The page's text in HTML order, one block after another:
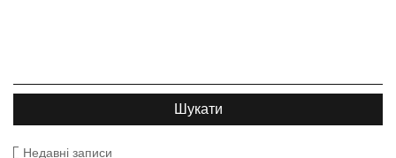
Недавні записи